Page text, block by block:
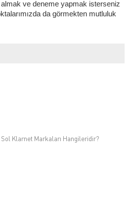
almak ve deneme yapmak isterseniz
da görmekten mutluluk
Sol Klarnet Markaları Hangileridir?